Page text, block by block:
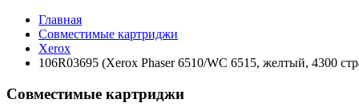
Главная
Совместимые картриджи
Xerox
106R03695 (Xerox Phaser 6510/WC 6515, желтый, 4300
Совместимые картриджи